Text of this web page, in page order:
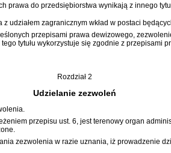
prawa do przedsiębiorstwa wynikają z innego
udziałem zagranicznym wkład w postaci
przepisami prawa dewizowego,
tytułu wykorzystuje się zgodnie z przepisami
Rozdział 2
Udzielanie zezwoleń
przepisu ust. 6, jest terenowy organ
zezwolenia w razie uznania, iż prowadzenie